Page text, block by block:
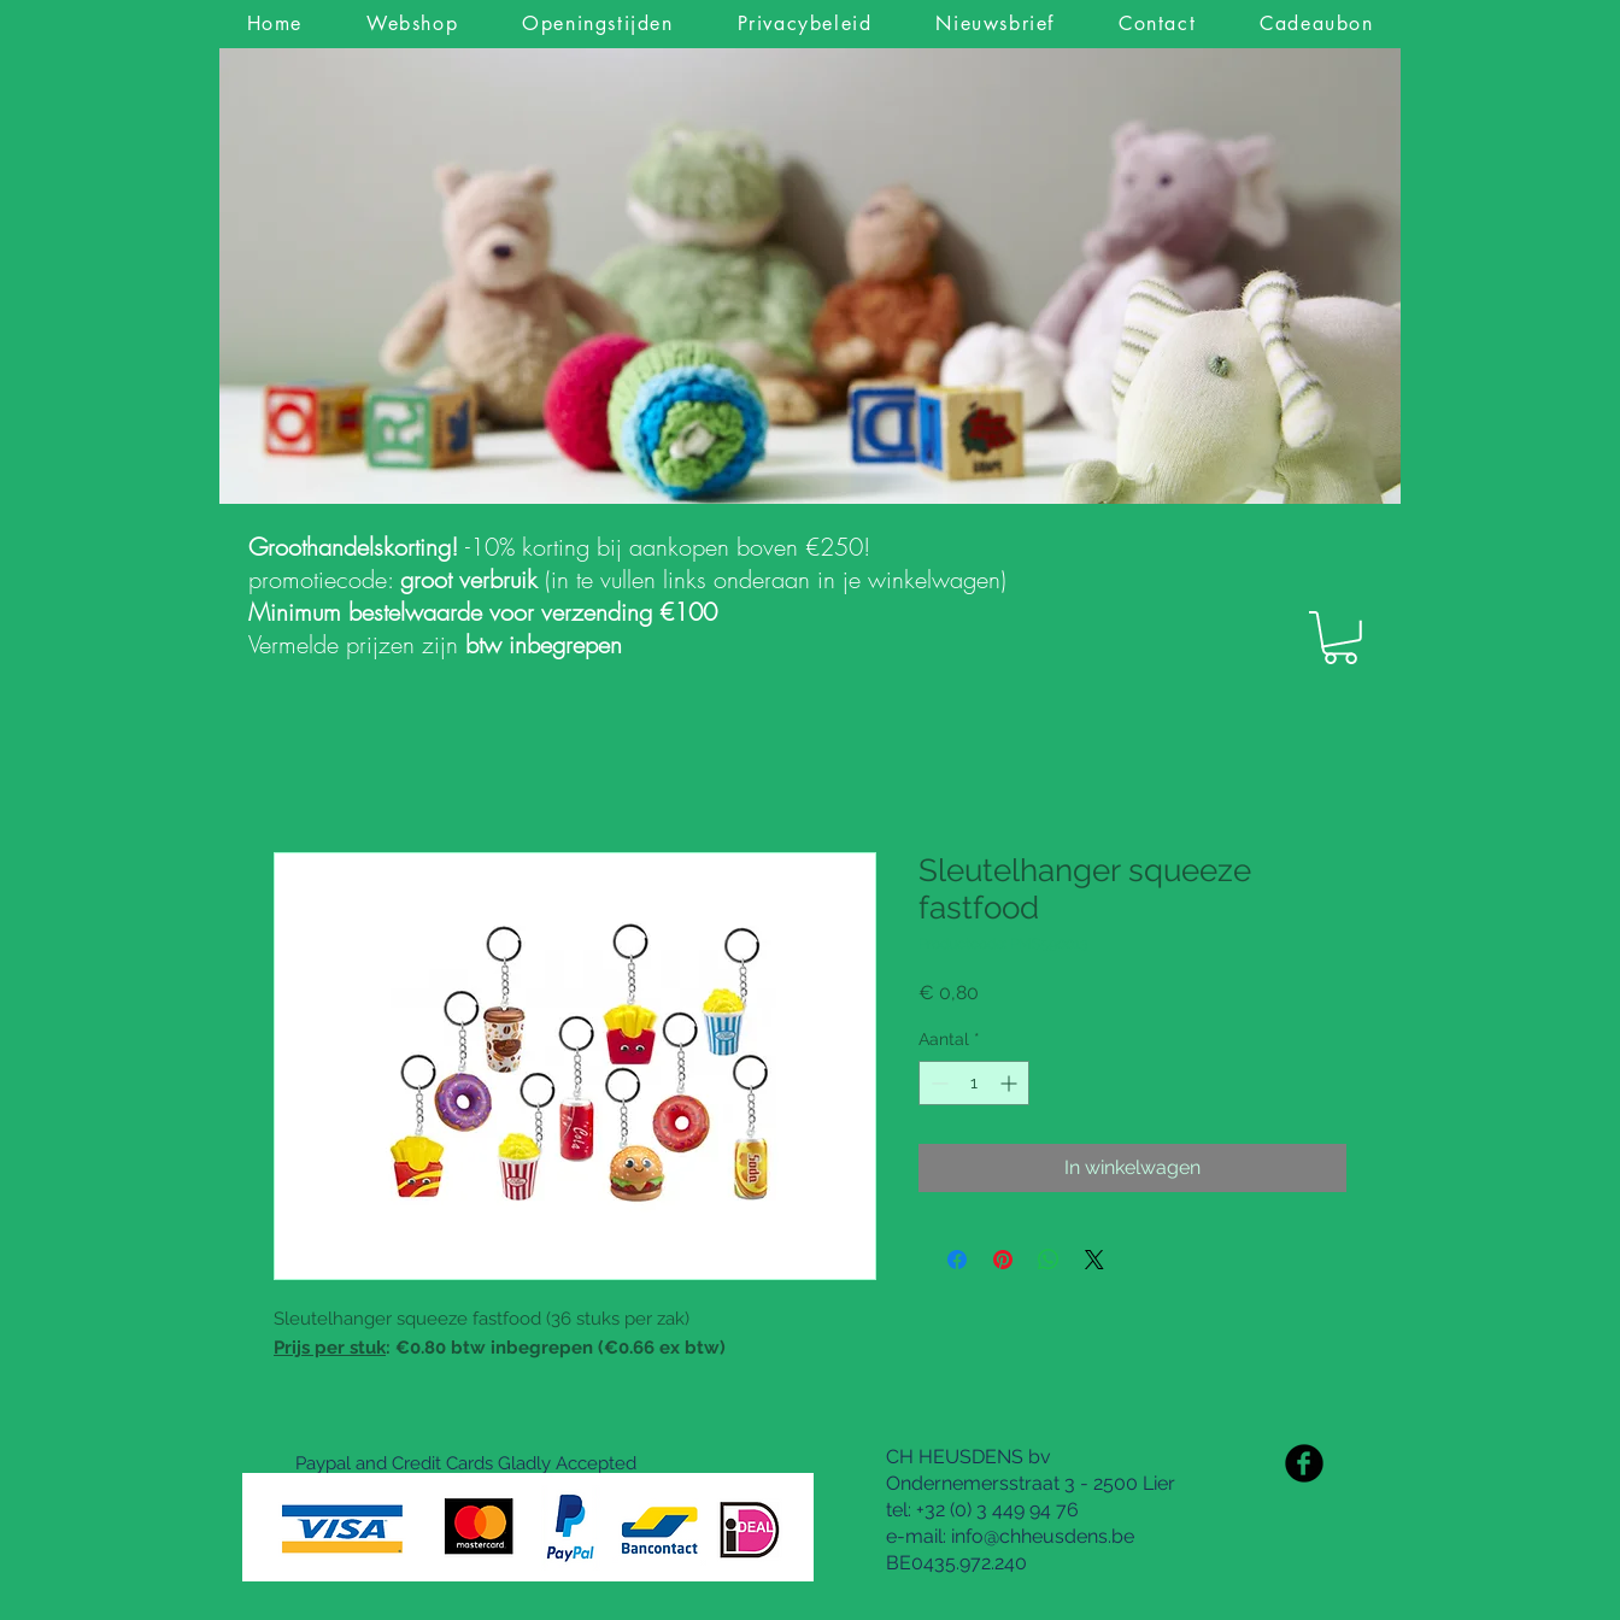
Home Webshop Openingstijden Privacybeleid Nieuwsbrief Contact Cadeaubon
Groothandelskorting! -10% korting bij aankopen boven €250!
promotiecode: groot verbruik (in te vullen links onderaan in je winkelwagen)
Minimum bestelwaarde voor verzending €100
Vermelde prijzen zijn btw inbegrepen
Sleutelhanger squeeze fastfood (36 stuks per zak)
Prijs per stuk: €0.80 btw inbegrepen (€0.66 ex btw)
Sleutelhanger squeeze
fastfood
€ 0,80
Aantal *
In winkelwagen
Paypal and Credit Cards Gladly Accepted
CH HEUSDENS bv
Ondernemersstraat 3 - 2500 Lier
tel: +32 (0) 3 449 94 76
e-mail: info@chheusdens.be
BE0435.972.240